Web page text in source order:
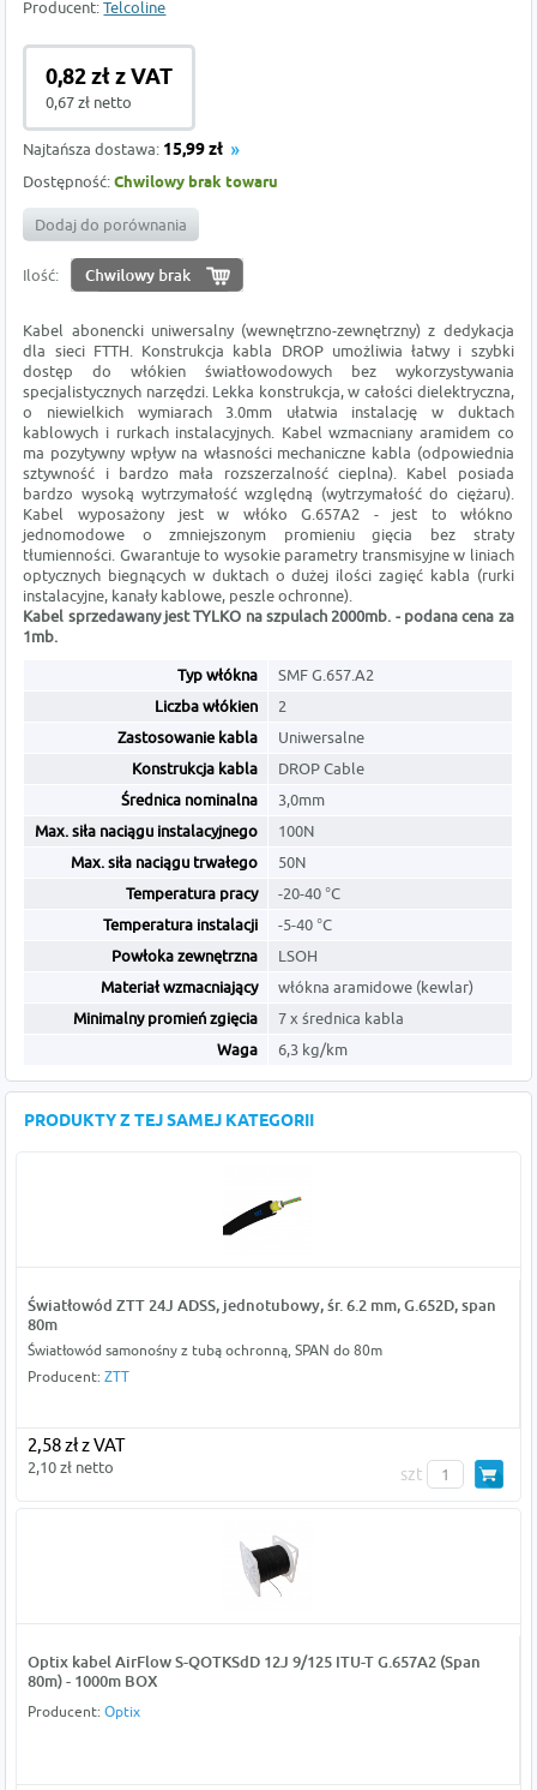
Producent:Telcoline
0,82 zł z VAT
0,67 zł netto
Najtańsza dostawa: 15,99 zł
Dostępność:Chwilowy brak towaru
Dodaj do porównania
Ilość:
Kabel abonencki uniwersalny (wewnętrzno-zewnętrzny) z dedykacja
dla sieci FTTH. Konstrukcja kabla DROP umożliwia łatwy i szybki
dostęp do włókien światłowodowych bez wykorzystywania
specjalistycznych narzędzi. Lekka konstrukcja, w całości dielektryczna,
o niewielkich wymiarach 3.0mm ułatwia instalację w duktach
kablowych i rurkach instalacyjnych. Kabel wzmacniany aramidem co
ma pozytywny wpływ na własności mechaniczne kabla (odpowiednia
sztywność i bardzo mała rozszerzalność cieplna). Kabel posiada
bardzo wysoką wytrzymałość względną (wytrzymałość do ciężaru).
Kabel wyposażony jest w włóko G.657A2 - jest to włókno
jednomodowe o zmniejszonym promieniu gięcia bez straty
tłumienności. Gwarantuje to wysokie parametry transmisyjne w liniach
optycznych biegnących w duktach o dużej ilości zagięć kabla (rurki
instalacyjne, kanały kablowe, peszle ochronne).
Kabel sprzedawany jest TYLKO na szpulach 2000mb. - podana cena za
1mb.
Typ włókna
SMF G.657.A2
Liczba włókien
2
Zastosowanie kabla
Uniwersalne
Konstrukcja kabla
DROP Cable
Średnica nominalna
3,0mm
Max. siła naciągu instalacyjnego
100N
Max. siła naciągu trwałego
50N
Temperatura pracy
-20-40 °C
Temperatura instalacji
-5-40 °C
Powłoka zewnętrzna
LSOH
Materiał wzmacniający
włókna aramidowe (kewlar)
Minimalny promień zgięcia
7 x średnica kabla
Waga
6,3 kg/km
PRODUKTY Z TEJ SAMEJ KATEGORII
Światłowód ZTT 24J ADSS, jednotubowy, śr. 6.2 mm, G.652D, span
80m
Światłowód samonośny z tubą ochronną, SPAN do 80m
Producent: ZTT
2,58 zł z VAT
2,10 zł netto szt
Optix kabel AirFlow S-QOTKSdD 12J 9/125 ITU-T G.657A2 (Span
80m) - 1000m BOX
Producent: Optix